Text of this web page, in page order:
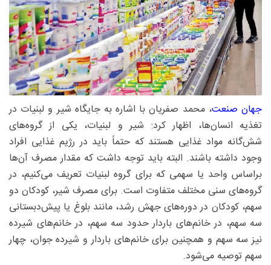
جهان صنعت، محمد صفریان با اشاره به جایگاه شیر و لبنیات در
تغذیه انسان‌ها، اظهار کرد: شیر و لبنیات، یکی از گروه‌های
شش‌گانه مواد غذایی هستند که حتماً باید در رژیم غذایی افراد
وجود داشته باشند. البته باید توجه داشت که مقدار مصرف آن‌ها
براساس واحد یا سهمی که برای گروه لبنیات تعریف می‌کنیم، در
گروه‌های سنی مختلف متفاوت است. برای مصرف شیر، کودکان دو
سهم، کودکان در دوره‌های جهش رشد، مانند بلوغ یا پیش‌دبستانی
سه سهم، در خانم‌های باردار حدود سه سهم، در خانم‌های شیرده
نیز سه سهم و همچنین برای خانم‌های باردار و شیرده جوان، چهار
سهم توصیه می‌شود.